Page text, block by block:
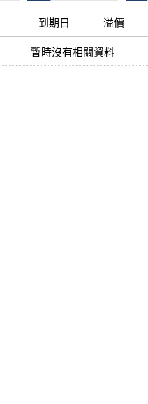
到期日 溢價
暫時沒有相關資料